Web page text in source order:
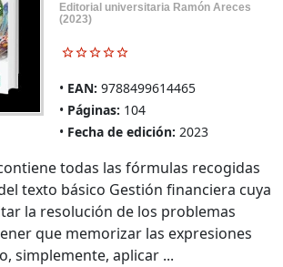
Editorial universitaria Ramón Areces
(2023)
EAN: 9788499614465
Páginas: 104
Fecha de edición: 2023
todas las fórmulas recogidas
texto básico Gestión financiera cuya
la resolución de los problemas
que memorizar las expresiones
simplemente, aplicar ...